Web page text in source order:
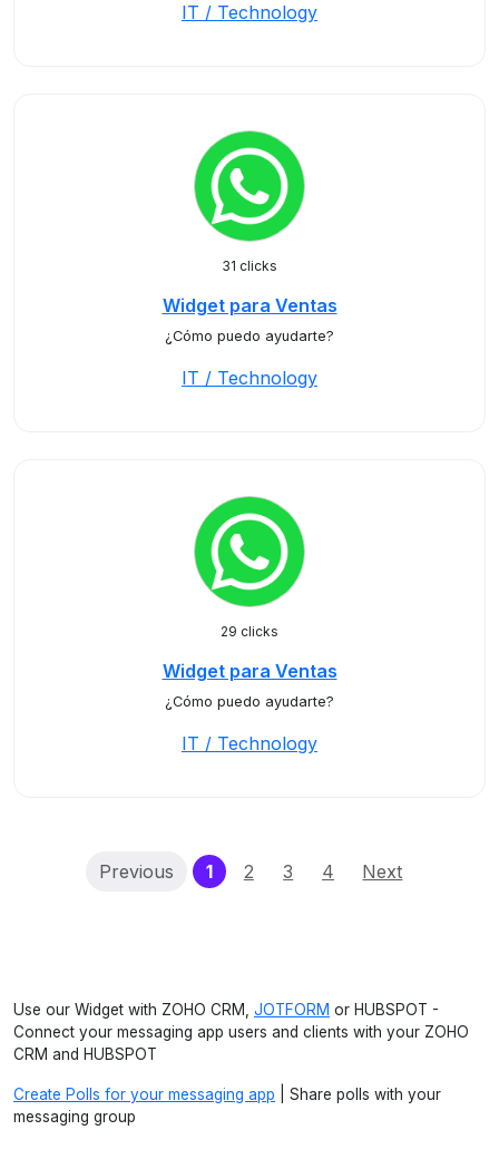
IT / Technology
31 clicks
Widget para Ventas
¿Cómo puedo ayudarte?
IT / Technology
29 clicks
Widget para Ventas
¿Cómo puedo ayudarte?
IT / Technology
Previous 1(current)
2 3 4 Next
Use our Widget with ZOHO CRM, JOTFORM or HUBSPOT -
Connect your messaging app users and clients with your ZOHO
CRM and HUBSPOT
Create Polls for your messaging app | Share polls with your
messaging group